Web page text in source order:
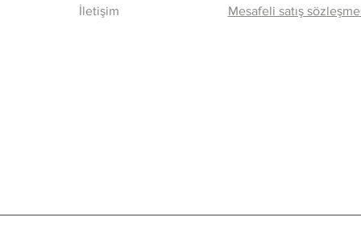
İletişim
Mesafeli satış